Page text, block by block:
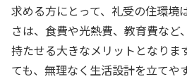
求める方にとって、礼受の住環境
さは、食費や光熱費、教育費など
持たせる大きなメリットとなりま
ても、無理なく生活設計を立てや